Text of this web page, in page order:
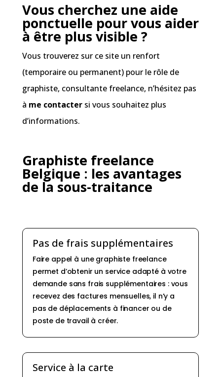
Vous cherchez une aide
ponctuelle pour vous aider
à être plus visible ?
Vous trouverez sur ce site un renfort
(temporaire ou permanent) pour le rôle de
graphiste, consultante freelance, n’hésitez pas
à me contactersi vous souhaitez plus
d’informations.
Graphiste freelance
Belgique : les avantages
de la sous-traitance
Pas de frais supplémentaires
Faire appel à une graphiste freelance
permet d’obtenir un service adapté à votre
demande sans frais supplémentaires : vous
recevez des factures mensuelles, il n’y a
pas de déplacements à financer ou de
poste de travail à créer.
Service à la carte